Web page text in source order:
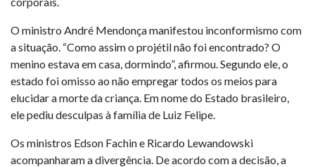
O ministro André Mendonça manifestou inconformismo com
a situação. “Como assim o projétil não foi encontrado? O
menino estava em casa, dormindo”, afirmou. Segundo ele, o
estado foi omisso ao não empregar todos os meios para
elucidar a morte da criança. Em nome do Estado brasileiro,
ele pediu desculpas à família de Luiz Felipe.
Os ministros Edson Fachin e Ricardo Lewandowski
acompanharam a divergência. De acordo com a decisão, a